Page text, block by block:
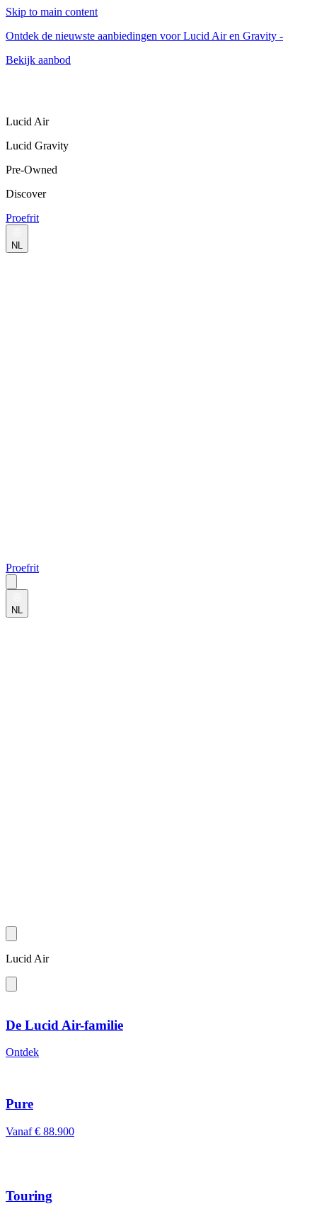
Skip to main content
Ontdek de nieuwste aanbiedingen voor Lucid Air en Gravity -
Bekijk aanbod
Lucid Air
Lucid Gravity
Pre-Owned
Discover
Proefrit
NL
Proefrit
NL
Lucid Air
De Lucid Air-familie
Ontdek
Pure
Vanaf € 88.900
Touring